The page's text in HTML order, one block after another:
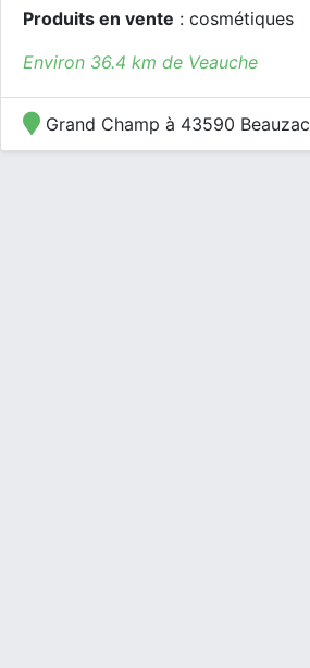
Produits en vente : cosmétiques
Environ 36.4 km de Veauche
Grand Champ à 43590 Beauzac